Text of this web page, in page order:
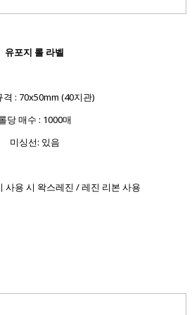
유포지 롤 라벨
격 : 70x50mm (40지관)
당 매수 : 1000매
미싱선: 있음
용 시 왁스레진 / 레진 리본 사용